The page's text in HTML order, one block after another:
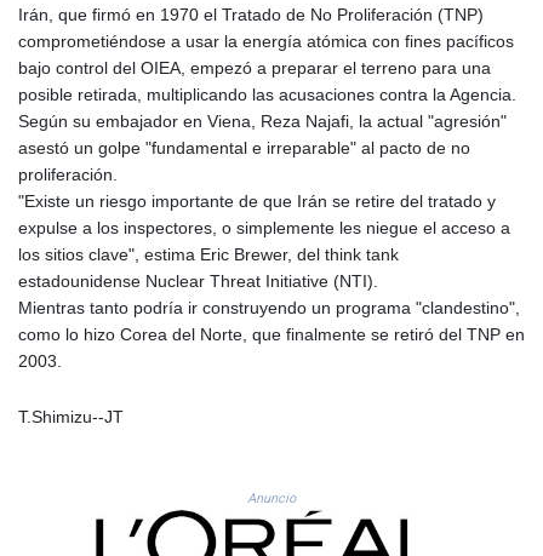
MYR 4.729712
MZN 73.850081
NAD 18.858114
NGN
1574.438557
NIO 42.505097
NPR 175.676818
NZD 1.963871
OMR 0.444323
PAB 1.154929
PEN 3.911502
PGK 5.111508
QAR 4.212788
RON 5.246475
Irán, que firmó en 1970 el Tratado de No Proliferación (TNP)
comprometiéndose a usar la energía atómica con fines pacíficos
bajo control del OIEA, empezó a preparar el terreno para una
posible retirada, multiplicando las acusaciones contra la Agencia.
Según su embajador en Viena, Reza Najafi, la actual "agresión"
asestó un golpe "fundamental e irreparable" al pacto de no
proliferación.
"Existe un riesgo importante de que Irán se retire del tratado y
expulse a los inspectores, o simplemente les niegue el acceso a
los sitios clave", estima Eric Brewer, del think tank
estadounidense Nuclear Threat Initiative (NTI).
Mientras tanto podría ir construyendo un programa "clandestino",
como lo hizo Corea del Norte, que finalmente se retiró del TNP en
2003.
T.Shimizu--JT
Anuncio